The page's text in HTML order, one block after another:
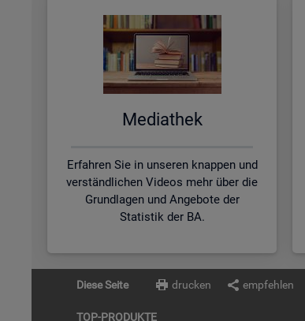
Me­dia­thek
Erfahren Sie in unseren knappen und
verständlichen Videos mehr über die
Grundlagen und Angebote der
Statistik der BA.
Diese Seite drucken empfehlen
TOP-PRO­DUK­TE